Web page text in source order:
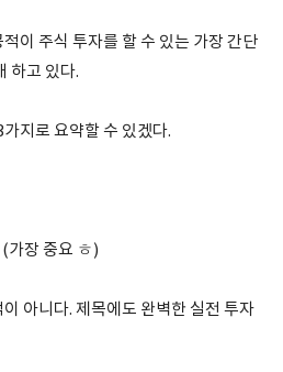
이 주식 투자를 할 수 있는 가장 간단
하고 있다.
지로 요약할 수 있겠다.
가장 중요 ㅎ)
아니다. 제목에도 완벽한 실전 투자